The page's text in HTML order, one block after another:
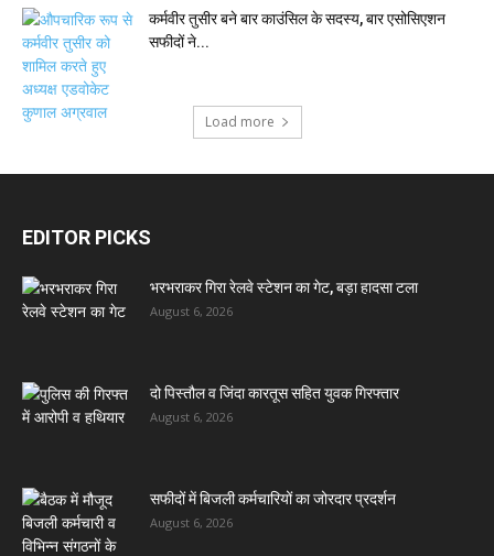
कर्मवीर तुसीर बने बार काउंसिल के सदस्य, बार एसोसिएशन
सफीदों ने...
Load more
EDITOR PICKS
भरभराकर गिरा रेलवे स्टेशन का गेट, बड़ा हादसा टला
August 6, 2026
दो पिस्तौल व जिंदा कारतूस सहित युवक गिरफ्तार
August 6, 2026
सफीदों में बिजली कर्मचारियों का जोरदार प्रदर्शन
August 6, 2026